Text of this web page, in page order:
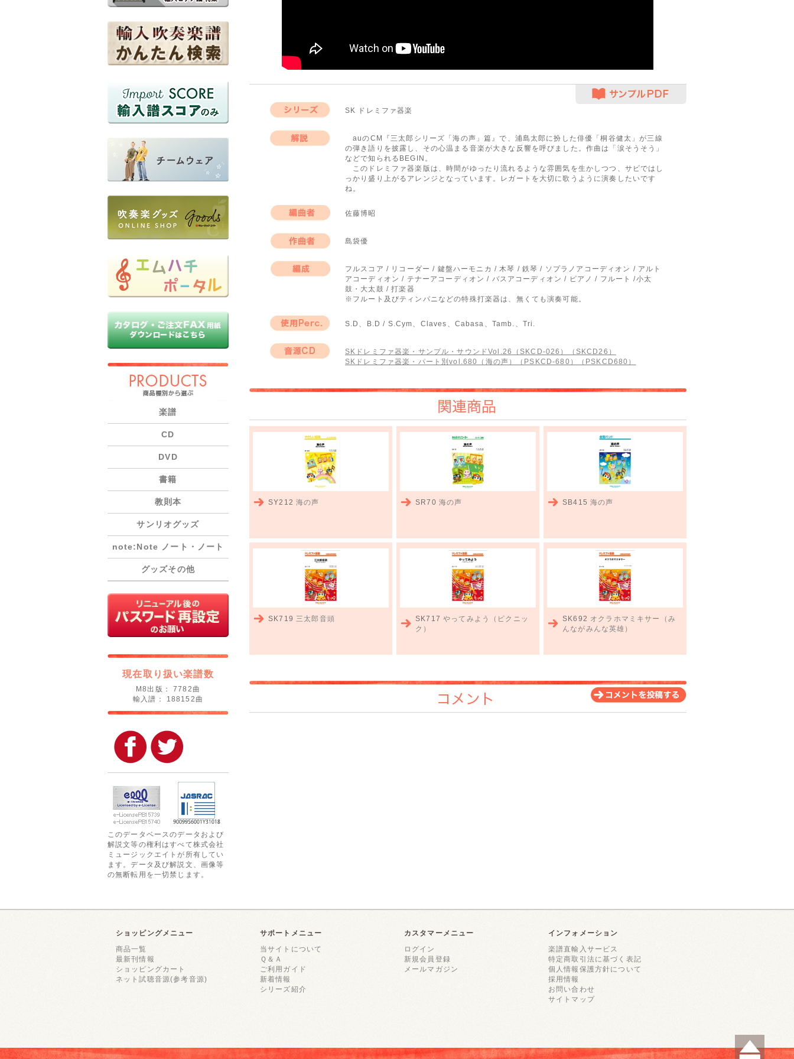
楽譜
CD
DVD
書籍
教則本
サンリオグッズ
note:Note ノート・ノート
グッズその他
現在取り扱い楽譜数
M8出版： 7782曲
輸入譜： 188152曲
このデータベースのデータおよび
解説文等の権利はすべて株式会社
ミュージックエイトが所有してい
ます。データ及び解説文、画像等
の無断転用を一切禁じます。
SK ドレミファ器楽
auのCM『三太郎シリーズ「海の声」篇』で、浦島太郎に扮した俳優「桐谷健太」が三線
の弾き語りを披露し、その心温まる音楽が大きな反響を呼びました。作曲は「涙そうそう」
などで知られるBEGIN。
このドレミファ器楽版は、時間がゆったり流れるような雰囲気を生かしつつ、サビではし
っかり盛り上がるアレンジとなっています。レガートを大切に歌うように演奏したいです
ね。
佐藤博昭
島袋優
フルスコア / リコーダー / 鍵盤ハーモニカ / 木琴 / 鉄琴 / ソプラノアコーディオン / アルト
アコーディオン / テナーアコーディオン / バスアコーディオン / ピアノ / フルート /小太
鼓・大太鼓 / 打楽器
※フルート及びティンパニなどの特殊打楽器は、無くても演奏可能。
S.D、B.D / S.Cym、Claves、Cabasa、Tamb.、Tri.
SKドレミファ器楽・サンプル・サウンドVol.26（SKCD-026）（SKCD26）
SKドレミファ器楽・パート別vol.680（海の声）（PSKCD-680）（PSKCD680）
関連商品
SY212海の声 SR70 海の声 SB415海の声
SK719 三太郎音頭 SK717やってみよう（ピクニッ
ク）
SK692 オクラホマミキサー（み
んながみんな英雄）
コメント
ショッピングメニュー
商品一覧
最新刊情報
ショッピングカート
ネット試聴音源(参考音源)
サポートメニュー
当サイトについて
Ｑ＆Ａ
ご利用ガイド
新着情報
シリーズ紹介
カスタマーメニュー
ログイン
新規会員登録
メールマガジン
インフォメーション
楽譜直輸入サービス
特定商取引法に基づく表記
個人情報保護方針について
採用情報
お問い合わせ
サイトマップ